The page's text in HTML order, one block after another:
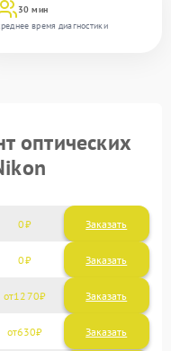
30 мин
время диагностики
оптических
0 Заказать
0 Заказать
1270
630